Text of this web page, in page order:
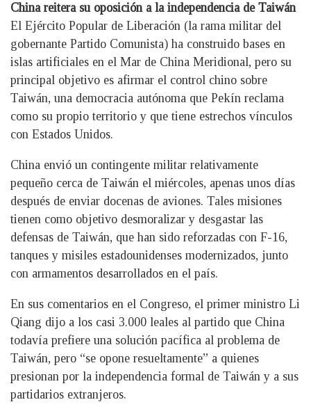
China reitera su oposición a la independencia de Taiwán
El Ejército Popular de Liberación (la rama militar del
gobernante Partido Comunista) ha construido bases en
islas artificiales en el Mar de China Meridional, pero su
principal objetivo es afirmar el control chino sobre
Taiwán, una democracia autónoma que Pekín reclama
como su propio territorio y que tiene estrechos vínculos
con Estados Unidos.
China envió un contingente militar relativamente
pequeño cerca de Taiwán el miércoles, apenas unos días
después de enviar docenas de aviones. Tales misiones
tienen como objetivo desmoralizar y desgastar las
defensas de Taiwán, que han sido reforzadas con F-16,
tanques y misiles estadounidenses modernizados, junto
con armamentos desarrollados en el país.
En sus comentarios en el Congreso, el primer ministro Li
Qiang dijo a los casi 3.000 leales al partido que China
todavía prefiere una solución pacífica al problema de
Taiwán, pero “se opone resueltamente” a quienes
presionan por la independencia formal de Taiwán y a sus
partidarios extranjeros.